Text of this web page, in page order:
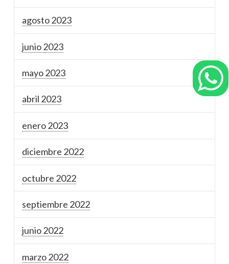
agosto 2023
junio 2023
mayo 2023
abril 2023
enero 2023
diciembre 2022
octubre 2022
septiembre 2022
junio 2022
marzo 2022